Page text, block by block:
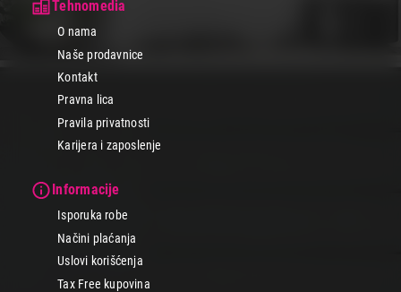
Tehnomedia
O nama
Naše prodavnice
Kontakt
Pravna lica
Pravila privatnosti
Karijera i zaposlenje
Informacije
Isporuka robe
Načini plaćanja
Uslovi korišćenja
Tax Free kupovina